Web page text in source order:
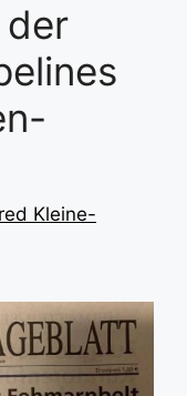
Kleine-